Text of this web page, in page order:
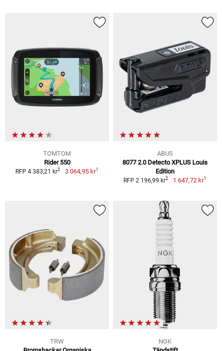
TOMTOM
Rider 550
RFP 4 383,21 kr2 3 064,95 kr1
ABUS
8077 2.0 Detecto XPLUS Louis
Edition
RFP 2 196,99 kr2 1 647,72 kr1
TRW
NGK